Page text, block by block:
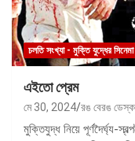
চলতি সংখ্যা - মুক্তি যুদ্ধের সিনেমা
এইতো প্রেম
মে 30, 2024 রঙ বেরঙ ডেস্ক
মুক্তিযুদ্ধ নিয়ে পূর্ণদৈর্ঘ্য-